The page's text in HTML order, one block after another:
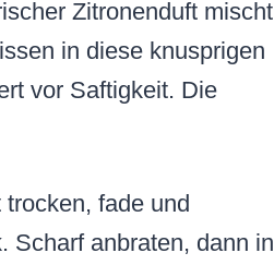
Zitronenduft mischt
in diese knusprigen
vor Saftigkeit. Die
fade und
Scharf anbraten, dann in